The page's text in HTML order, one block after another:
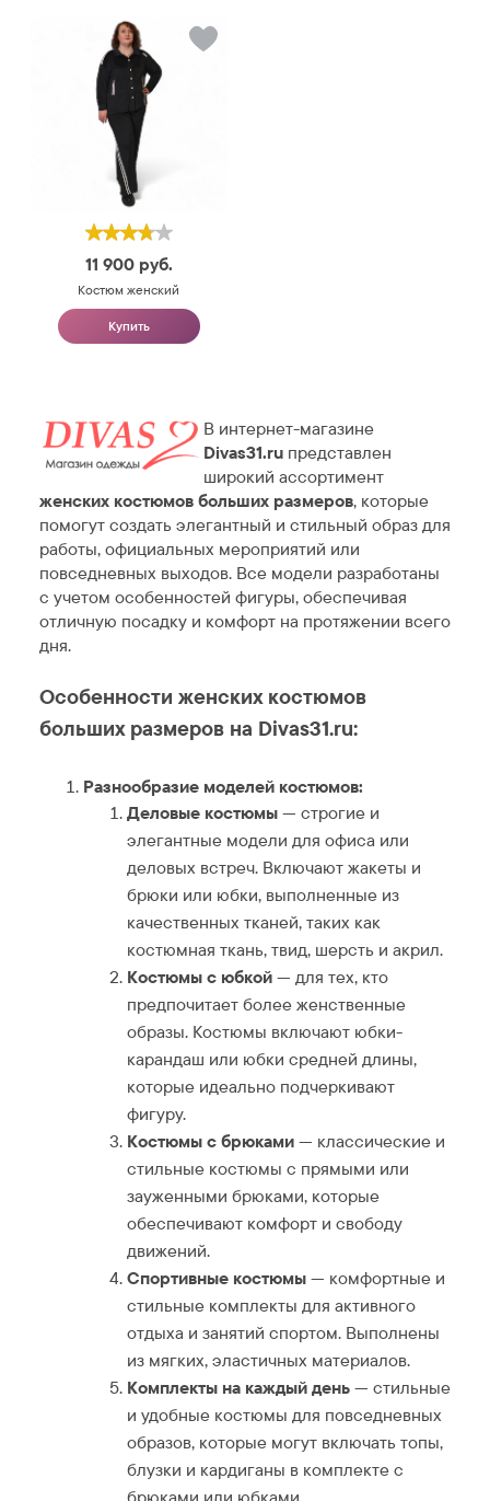
11 900 руб.
Костюм женский
Купить
В интернет-магазине
Divas31.ru представлен
широкий ассортимент
женских костюмов больших размеров, которые
помогут создать элегантный и стильный образ для
работы, официальных мероприятий или
повседневных выходов. Все модели разработаны
с учетом особенностей фигуры, обеспечивая
отличную посадку и комфорт на протяжении всего
дня.
Особенности женских костюмов
больших размеров на Divas31.ru:
Разнообразие моделей костюмов:
Деловые костюмы— строгие и
элегантные модели для офиса или
деловых встреч. Включают жакеты и
брюки или юбки, выполненные из
качественных тканей, таких как
костюмная ткань, твид, шерсть и акрил.
Костюмы с юбкой— для тех, кто
предпочитает более женственные
образы. Костюмы включают юбки-
карандаш или юбки средней длины,
которые идеально подчеркивают
фигуру.
Костюмы с брюками— классические и
стильные костюмы с прямыми или
зауженными брюками, которые
обеспечивают комфорт и свободу
движений.
Спортивные костюмы— комфортные и
стильные комплекты для активного
отдыха и занятий спортом. Выполнены
из мягких, эластичных материалов.
Комплекты на каждый день— стильные
и удобные костюмы для повседневных
образов, которые могут включать топы,
блузки и кардиганы в комплекте с